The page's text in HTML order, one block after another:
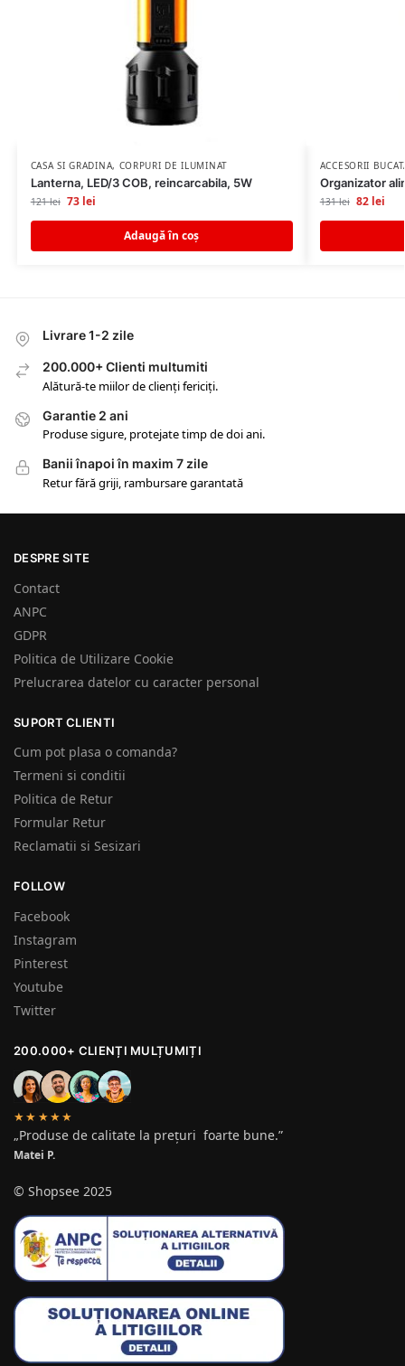
CASA SI GRADINA, CORPURI DE ILUMINAT
Lanterna, LED/3 COB, reincarcabila, 5W
121lei 73 lei
Adaugă în coș
ACCESORII
Organizator
131lei 82 lei
Livrare 1-2 zile
200.000+ Clienti multumiti
Alătură-te miilor de clienți fericiți.
Garantie 2 ani
Produse sigure, protejate timp de doi ani.
Banii înapoi în maxim 7 zile
Retur fără griji, rambursare garantată
DESPRE SITE
Contact
ANPC
GDPR
Politica de Utilizare Cookie
Prelucrarea datelor cu caracter personal
SUPORT CLIENTI
Cum pot plasa o comanda?
Termeni si conditii
Politica de Retur
Formular Retur
Reclamatii si Sesizari
FOLLOW
Facebook
Instagram
Pinterest
Youtube
Twitter
200.000+ CLIENȚI MULȚUMIȚI
★★★★★
„Produse de calitate la prețuri foarte bune.”
Matei P.
© Shopsee 2025